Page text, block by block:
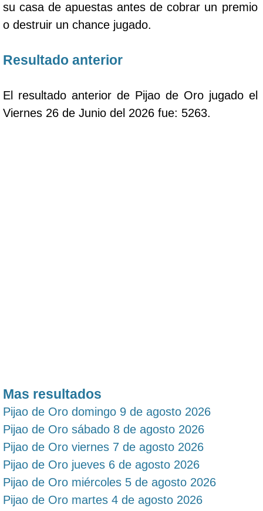
su casa de apuestas antes de cobrar un premio
o destruir un chance jugado.
Resultado anterior
El resultado anterior de Pijao de Oro jugado el
Viernes 26 de Junio del 2026 fue: 5263.
Mas resultados
Pijao de Oro domingo 9 de agosto 2026
Pijao de Oro sábado 8 de agosto 2026
Pijao de Oro viernes 7 de agosto 2026
Pijao de Oro jueves 6 de agosto 2026
Pijao de Oro miércoles 5 de agosto 2026
Pijao de Oro martes 4 de agosto 2026